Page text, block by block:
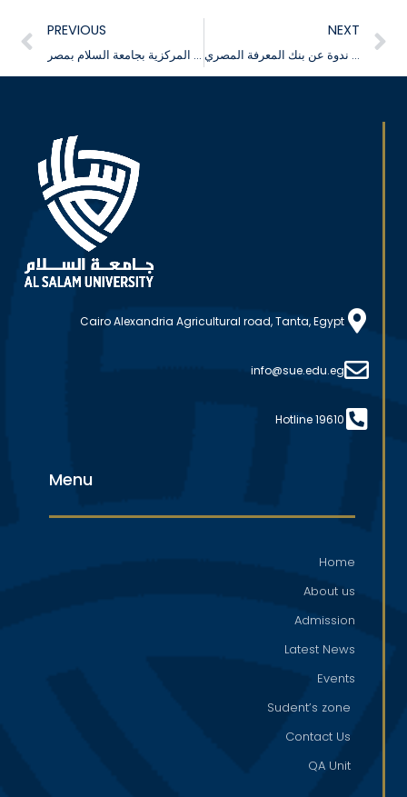
PREVIOUS
تعرف على الخدمات الرقمية المقدمة من المكتبة المركزية بجامعة السلام بمصر
NEXT
تعلن جامعة السلام بمصر عن تنظيم ندوة عن بنك المعرفة المصري
Cairo Alexandria Agricultural road, Tanta, Egypt
info@sue.edu.eg
Hotline 19610
Menu
Home
About us
Admission
Latest News
Events
Sudent’s zone
Contact Us
QA Unit